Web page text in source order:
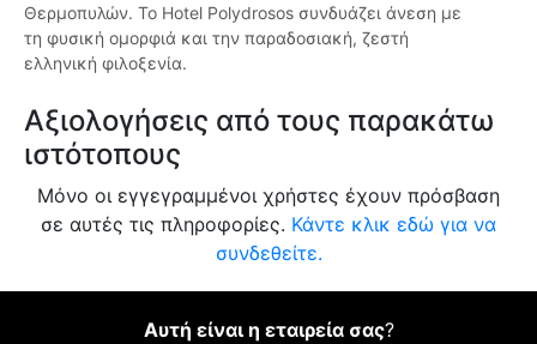
Θερμοπυλών. Το Hotel Polydrosos συνδυάζει άνεση με
τη φυσική ομορφιά και την παραδοσιακή, ζεστή
ελληνική φιλοξενία.
Αξιολογήσεις από τους παρακάτω
ιστότοπους
Μόνο οι εγγεγραμμένοι χρήστες έχουν πρόσβαση
σε αυτές τις πληροφορίες. Κάντε κλικ εδώ για να
συνδεθείτε.
Αυτή είναι η εταιρεία σας?